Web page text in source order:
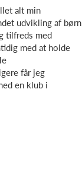
alt min
udvikling af børn
tilfreds med
med at holde
får jeg
en klub i